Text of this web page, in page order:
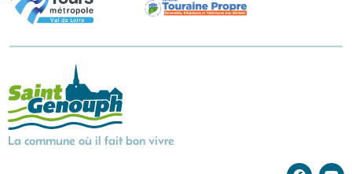
La commune où il fait bon vivre